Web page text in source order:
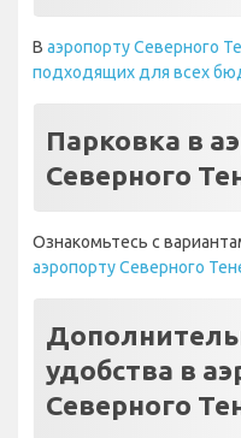
В аэропорту Северного
подходящих для всех
Парковка в
Северного
Ознакомьтесь с
аэропорту Северного
удобства в
Северного